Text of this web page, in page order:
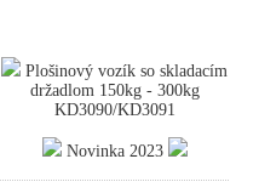
Plošinový vozík so skladacím
držadlom 150kg - 300kg
KD3090/KD3091
Novinka 2023